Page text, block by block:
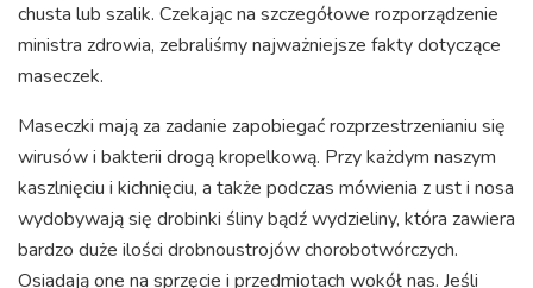
chusta lub szalik. Czekając na szczegółowe rozporządzenie
ministra zdrowia, zebraliśmy najważniejsze fakty dotyczące
maseczek.
Maseczki mają za zadanie zapobiegać rozprzestrzenianiu się
wirusów i bakterii drogą kropelkową. Przy każdym naszym
kaszlnięciu i kichnięciu, a także podczas mówienia z ust i nosa
wydobywają się drobinki śliny bądź wydzieliny, która zawiera
bardzo duże ilości drobnoustrojów chorobotwórczych.
Osiadają one na sprzęcie i przedmiotach wokół nas. Jeśli